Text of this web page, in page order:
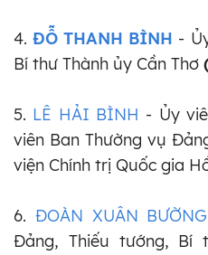
4.ĐỖ THANH BÌNH -
Bí thư Thành ủy Cần Thơ
5. LÊ HẢI BÌNH - Ủy
viên Ban Thường vụ
viện Chính trị Quốc gia
6. ĐOÀN XUÂN BƯỜNG
Đảng, Thiếu tướng, Bí